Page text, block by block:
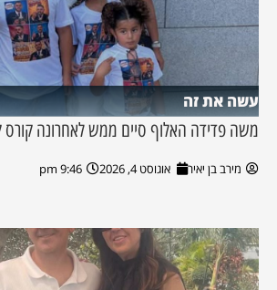
עשה את זה
משה פדידה האלוף סיים ממש לאחרונה קורס
מירב בן יאיר אוגוסט 4, 2026 9:46 pm